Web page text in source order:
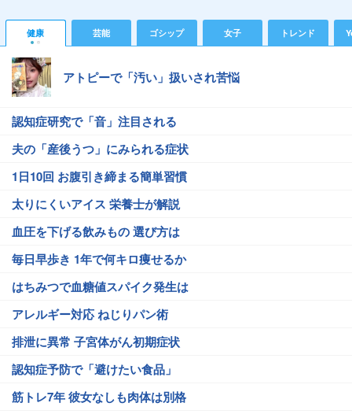
健康 芸能 ゴシップ 女子 トレンド
アトピーで「汚い」扱いされ苦悩
認知症研究で「音」注目される
夫の「産後うつ」にみられる症状
1日10回 お腹引き締まる簡単習慣
太りにくいアイス 栄養士が解説
血圧を下げる飲みもの 選び方は
毎日早歩き 1年で何キロ痩せるか
はちみつで血糖値スパイク発生は
アレルギー対応 ねじりパン術
排泄に異常 子宮体がん初期症状
認知症予防で「避けたい食品」
筋トレ7年 彼女なしも肉体は別格